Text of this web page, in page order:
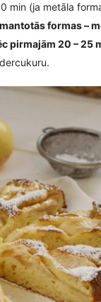
min (ja metāla
formas –
pirmajām 20 – 25